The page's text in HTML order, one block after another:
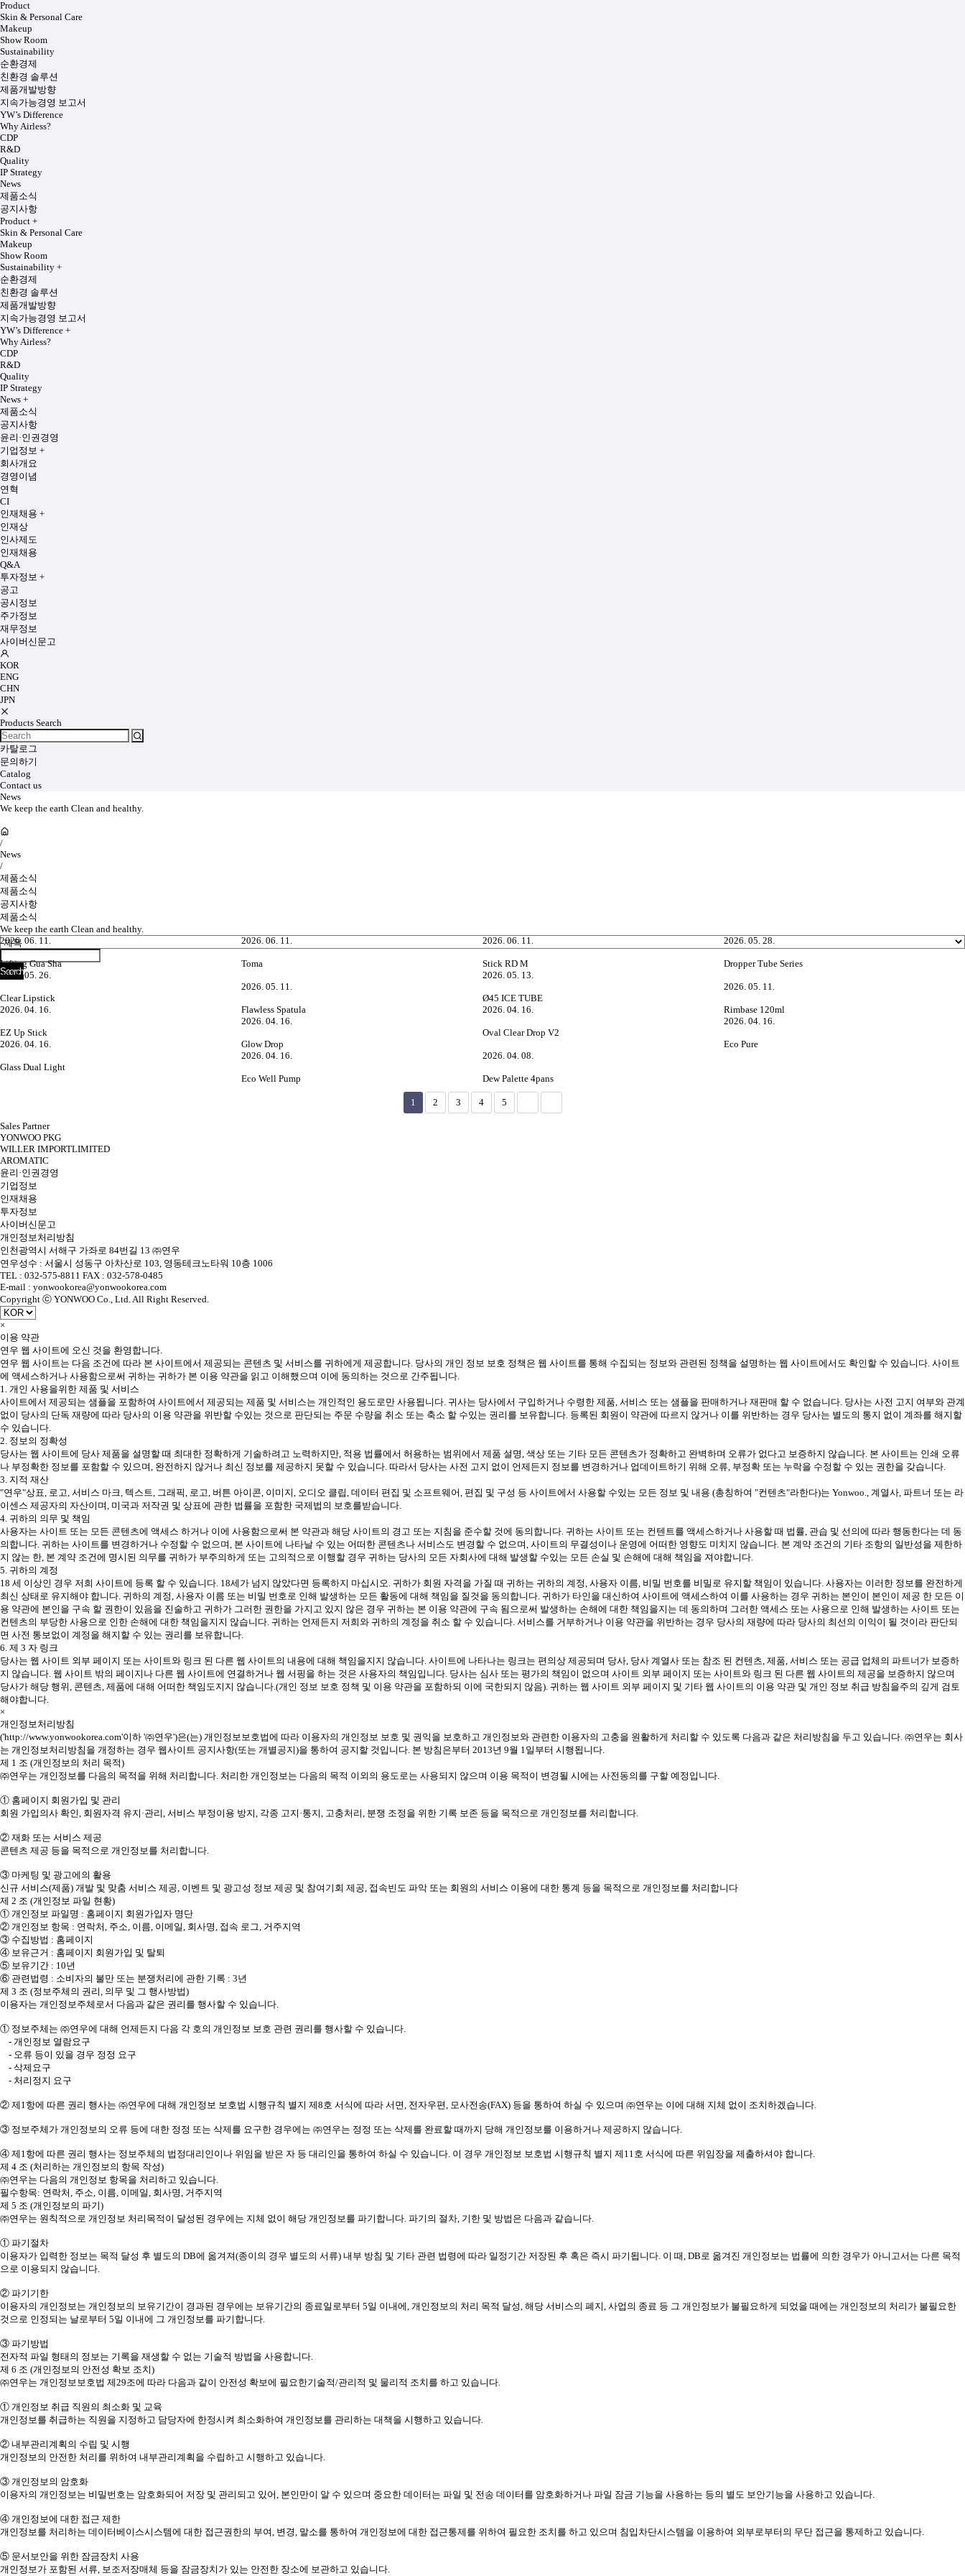
Product
Skin & Personal Care
Makeup
Show Room
Sustainability
순환경제
친환경 솔루션
제품개발방향
지속가능경영 보고서
YW’s Difference
Why Airless?
CDP
R&D
Quality
IP Strategy
News
제품소식
공지사항
Product +
Skin & Personal Care
Makeup
Show Room
Sustainability +
순환경제
친환경 솔루션
제품개발방향
지속가능경영 보고서
YW’s Difference +
Why Airless?
CDP
R&D
Quality
IP Strategy
News +
제품소식
공지사항
윤리·인권경영
기업정보 +
회사개요
경영이념
연혁
CI
인재채용 +
인재상
인사제도
인재채용
Q&A
투자정보 +
공고
공시정보
주가정보
재무정보
사이버신문고
KOR
ENG
CHN
JPN
Products Search
카탈로그
문의하기
Catalog
Contact us
News
We keep the earth Clean and healthy.
/
News
/
제품소식
제품소식
공지사항
제품소식
We keep the earth Clean and healthy.
2026. 06. 11.
Lifting Gua Sha
2026. 06. 11.
Toma
2026. 06. 11.
Stick RD M
2026. 05. 28.
Dropper Tube Series
2026. 05. 26.
Clear Lipstick
2026. 05. 13.
Ø45 ICE TUBE
2026. 05. 11.
Flawless Spatula
2026. 05. 11.
Rimbase 120ml
2026. 04. 16.
EZ Up Stick
2026. 04. 16.
Oval Clear Drop V2
2026. 04. 16.
Glow Drop
2026. 04. 16.
Eco Pure
2026. 04. 16.
Glass Dual Light
2026. 04. 16.
Eco Well Pump
2026. 04. 08.
Dew Palette 4pans
1 2 3 4 5
Sales Partner
YONWOO PKG
WILLER IMPORTLIMITED
AROMATIC
윤리·인권경영
기업정보
인재채용
투자정보
사이버신문고
개인정보처리방침
인천광역시 서해구 가좌로 84번길 13 ㈜연우
연우성수 : 서울시 성동구 아차산로 103, 영동테크노타워 10층 1006
TEL : 032-575-8811 FAX : 032-578-0485
E-mail : yonwookorea@yonwookorea.com
Copyright ⓒ YONWOO Co., Ltd. All Right Reserved.
×
이용 약관
연우 웹 사이트에 오신 것을 환영합니다.
연우 웹 사이트는 다음 조건에 따라 본 사이트에서 제공되는 콘텐츠 및 서비스를 귀하에게 제공합니다. 당사의 개인 정보 보호 정책은 웹 사이트를 통해 수집되는 정보와 관련된 정책을 설명하는 웹 사이트에서도 확인할 수 있습니다. 사이트
에 액세스하거나 사용함으로써 귀하는 귀하가 본 이용 약관을 읽고 이해했으며 이에 동의하는 것으로 간주됩니다.
1. 개인 사용을위한 제품 및 서비스
사이트에서 제공되는 샘플을 포함하여 사이트에서 제공되는 제품 및 서비스는 개인적인 용도로만 사용됩니다. 귀사는 당사에서 구입하거나 수령한 제품, 서비스 또는 샘플을 판매하거나 재판매 할 수 없습니다. 당사는 사전 고지 여부와 관계
없이 당사의 단독 재량에 따라 당사의 이용 약관을 위반할 수있는 것으로 판단되는 주문 수량을 취소 또는 축소 할 수있는 권리를 보유합니다. 등록된 회원이 약관에 따르지 않거나 이를 위반하는 경우 당사는 별도의 통지 없이 계좌를 해지할
수 있습니다.
2. 정보의 정확성
당사는 웹 사이트에 당사 제품을 설명할 때 최대한 정확하게 기술하려고 노력하지만, 적용 법률에서 허용하는 범위에서 제품 설명, 색상 또는 기타 모든 콘텐츠가 정확하고 완벽하며 오류가 없다고 보증하지 않습니다. 본 사이트는 인쇄 오류
나 부정확한 정보를 포함할 수 있으며, 완전하지 않거나 최신 정보를 제공하지 못할 수 있습니다. 따라서 당사는 사전 고지 없이 언제든지 정보를 변경하거나 업데이트하기 위해 오류, 부정확 또는 누락을 수정할 수 있는 권한을 갖습니다.
3. 지적 재산
"연우"상표, 로고, 서비스 마크, 텍스트, 그래픽, 로고, 버튼 아이콘, 이미지, 오디오 클립, 데이터 편집 및 소프트웨어, 편집 및 구성 등 사이트에서 사용할 수있는 모든 정보 및 내용 (총칭하여 "컨텐츠"라한다)는 Yonwoo., 계열사, 파트너 또는 라
이센스 제공자의 자산이며, 미국과 저작권 및 상표에 관한 법률을 포함한 국제법의 보호를받습니다.
4. 귀하의 의무 및 책임
사용자는 사이트 또는 모든 콘텐츠에 액세스 하거나 이에 사용함으로써 본 약관과 해당 사이트의 경고 또는 지침을 준수할 것에 동의합니다. 귀하는 사이트 또는 컨텐트를 액세스하거나 사용할 때 법률, 관습 및 선의에 따라 행동한다는 데 동
의합니다. 귀하는 사이트를 변경하거나 수정할 수 없으며, 본 사이트에 나타날 수 있는 어떠한 콘텐츠나 서비스도 변경할 수 없으며, 사이트의 무결성이나 운영에 어떠한 영향도 미치지 않습니다. 본 계약 조건의 기타 조항의 일반성을 제한하
지 않는 한, 본 계약 조건에 명시된 의무를 귀하가 부주의하게 또는 고의적으로 이행할 경우 귀하는 당사의 모든 자회사에 대해 발생할 수있는 모든 손실 및 손해에 대해 책임을 져야합니다.
5. 귀하의 계정
18 세 이상인 경우 저희 사이트에 등록 할 수 있습니다. 18세가 넘지 않았다면 등록하지 마십시오. 귀하가 회원 자격을 가질 때 귀하는 귀하의 계정, 사용자 이름, 비밀 번호를 비밀로 유지할 책임이 있습니다. 사용자는 이러한 정보를 완전하게
최신 상태로 유지해야 합니다. 귀하의 계정, 사용자 이름 또는 비밀 번호로 인해 발생하는 모든 활동에 대해 책임을 질것을 동의합니다. 귀하가 타인을 대신하여 사이트에 액세스하여 이를 사용하는 경우 귀하는 본인이 본인이 제공 한 모든 이
용 약관에 본인을 구속 할 권한이 있음을 진술하고 귀하가 그러한 권한을 가지고 있지 않은 경우 귀하는 본 이용 약관에 구속 됨으로써 발생하는 손해에 대한 책임을지는 데 동의하며 그러한 액세스 또는 사용으로 인해 발생하는 사이트 또는
컨텐츠의 부당한 사용으로 인한 손해에 대한 책임을지지 않습니다. 귀하는 언제든지 저희와 귀하의 계정을 취소 할 수 있습니다. 서비스를 거부하거나 이용 약관을 위반하는 경우 당사의 재량에 따라 당사의 최선의 이익이 될 것이라 판단되
면 사전 통보없이 계정을 해지할 수 있는 권리를 보유합니다.
6. 제 3 자 링크
당사는 웹 사이트 외부 페이지 또는 사이트와 링크 된 다른 웹 사이트의 내용에 대해 책임을지지 않습니다. 사이트에 나타나는 링크는 편의상 제공되며 당사, 당사 계열사 또는 참조 된 컨텐츠, 제품, 서비스 또는 공급 업체의 파트너가 보증하
지 않습니다. 웹 사이트 밖의 페이지나 다른 웹 사이트에 연결하거나 웹 서핑을 하는 것은 사용자의 책임입니다. 당사는 심사 또는 평가의 책임이 없으며 사이트 외부 페이지 또는 사이트와 링크 된 다른 웹 사이트의 제공을 보증하지 않으며
당사가 해당 행위, 콘텐츠, 제품에 대해 어떠한 책임도지지 않습니다.(개인 정보 보호 정책 및 이용 약관을 포함하되 이에 국한되지 않음). 귀하는 웹 사이트 외부 페이지 및 기타 웹 사이트의 이용 약관 및 개인 정보 취급 방침을주의 깊게 검토
해야합니다.
×
개인정보처리방침
('http://www.yonwookorea.com'이하 '㈜연우')은(는) 개인정보보호법에 따라 이용자의 개인정보 보호 및 권익을 보호하고 개인정보와 관련한 이용자의 고충을 원활하게 처리할 수 있도록 다음과 같은 처리방침을 두고 있습니다. ㈜연우는 회사
는 개인정보처리방침을 개정하는 경우 웹사이트 공지사항(또는 개별공지)을 통하여 공지할 것입니다. 본 방침은부터 2013년 9월 1일부터 시행됩니다.
제 1 조 (개인정보의 처리 목적)
㈜연우는 개인정보를 다음의 목적을 위해 처리합니다. 처리한 개인정보는 다음의 목적 이외의 용도로는 사용되지 않으며 이용 목적이 변경될 시에는 사전동의를 구할 예정입니다.
① 홈페이지 회원가입 및 관리
회원 가입의사 확인, 회원자격 유지·관리, 서비스 부정이용 방지, 각종 고지·통지, 고충처리, 분쟁 조정을 위한 기록 보존 등을 목적으로 개인정보를 처리합니다.
② 재화 또는 서비스 제공
콘텐츠 제공 등을 목적으로 개인정보를 처리합니다.
③ 마케팅 및 광고에의 활용
신규 서비스(제품) 개발 및 맞춤 서비스 제공, 이벤트 및 광고성 정보 제공 및 참여기회 제공, 접속빈도 파악 또는 회원의 서비스 이용에 대한 통계 등을 목적으로 개인정보를 처리합니다
제 2 조 (개인정보 파일 현황)
① 개인정보 파일명 : 홈페이지 회원가입자 명단
② 개인정보 항목 : 연락처, 주소, 이름, 이메일, 회사명, 접속 로그, 거주지역
③ 수집방법 : 홈페이지
④ 보유근거 : 홈페이지 회원가입 및 탈퇴
⑤ 보유기간 : 10년
⑥ 관련법령 : 소비자의 불만 또는 분쟁처리에 관한 기록 : 3년
제 3 조 (정보주체의 권리, 의무 및 그 행사방법)
이용자는 개인정보주체로서 다음과 같은 권리를 행사할 수 있습니다.
① 정보주체는 ㈜연우에 대해 언제든지 다음 각 호의 개인정보 보호 관련 권리를 행사할 수 있습니다.
- 개인정보 열람요구
- 오류 등이 있을 경우 정정 요구
- 삭제요구
- 처리정지 요구
② 제1항에 따른 권리 행사는 ㈜연우에 대해 개인정보 보호법 시행규칙 별지 제8호 서식에 따라 서면, 전자우편, 모사전송(FAX) 등을 통하여 하실 수 있으며 ㈜연우는 이에 대해 지체 없이 조치하겠습니다.
③ 정보주체가 개인정보의 오류 등에 대한 정정 또는 삭제를 요구한 경우에는 ㈜연우는 정정 또는 삭제를 완료할 때까지 당해 개인정보를 이용하거나 제공하지 않습니다.
④ 제1항에 따른 권리 행사는 정보주체의 법정대리인이나 위임을 받은 자 등 대리인을 통하여 하실 수 있습니다. 이 경우 개인정보 보호법 시행규칙 별지 제11호 서식에 따른 위임장을 제출하셔야 합니다.
제 4 조 (처리하는 개인정보의 항목 작성)
㈜연우는 다음의 개인정보 항목을 처리하고 있습니다.
필수항목: 연락처, 주소, 이름, 이메일, 회사명, 거주지역
제 5 조 (개인정보의 파기)
㈜연우는 원칙적으로 개인정보 처리목적이 달성된 경우에는 지체 없이 해당 개인정보를 파기합니다. 파기의 절차, 기한 및 방법은 다음과 같습니다.
① 파기절차
이용자가 입력한 정보는 목적 달성 후 별도의 DB에 옮겨져(종이의 경우 별도의 서류) 내부 방침 및 기타 관련 법령에 따라 일정기간 저장된 후 혹은 즉시 파기됩니다. 이 때, DB로 옮겨진 개인정보는 법률에 의한 경우가 아니고서는 다른 목적
으로 이용되지 않습니다.
② 파기기한
이용자의 개인정보는 개인정보의 보유기간이 경과된 경우에는 보유기간의 종료일로부터 5일 이내에, 개인정보의 처리 목적 달성, 해당 서비스의 폐지, 사업의 종료 등 그 개인정보가 불필요하게 되었을 때에는 개인정보의 처리가 불필요한
것으로 인정되는 날로부터 5일 이내에 그 개인정보를 파기합니다.
③ 파기방법
전자적 파일 형태의 정보는 기록을 재생할 수 없는 기술적 방법을 사용합니다.
제 6 조 (개인정보의 안전성 확보 조치)
㈜연우는 개인정보보호법 제29조에 따라 다음과 같이 안전성 확보에 필요한기술적/관리적 및 물리적 조치를 하고 있습니다.
① 개인정보 취급 직원의 최소화 및 교육
개인정보를 취급하는 직원을 지정하고 담당자에 한정시켜 최소화하여 개인정보를 관리하는 대책을 시행하고 있습니다.
② 내부관리계획의 수립 및 시행
개인정보의 안전한 처리를 위하여 내부관리계획을 수립하고 시행하고 있습니다.
③ 개인정보의 암호화
이용자의 개인정보는 비밀번호는 암호화되어 저장 및 관리되고 있어, 본인만이 알 수 있으며 중요한 데이터는 파일 및 전송 데이터를 암호화하거나 파일 잠금 기능을 사용하는 등의 별도 보안기능을 사용하고 있습니다.
④ 개인정보에 대한 접근 제한
개인정보를 처리하는 데이터베이스시스템에 대한 접근권한의 부여, 변경, 말소를 통하여 개인정보에 대한 접근통제를 위하여 필요한 조치를 하고 있으며 침입차단시스템을 이용하여 외부로부터의 무단 접근을 통제하고 있습니다.
⑤ 문서보안을 위한 잠금장치 사용
개인정보가 포함된 서류, 보조저장매체 등을 잠금장치가 있는 안전한 장소에 보관하고 있습니다.